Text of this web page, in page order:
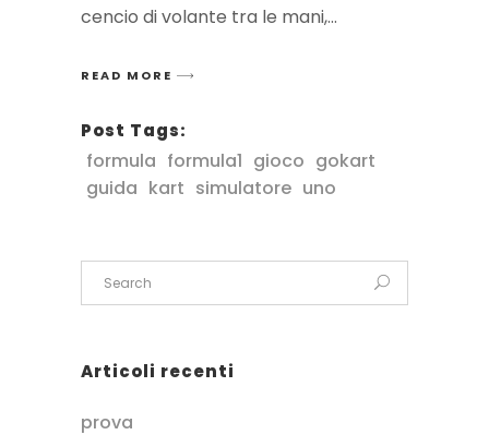
cencio di volante tra le mani,
READ MORE
Post Tags:
formula formula1 gioco gokart
guida kart simulatore uno
Articoli recenti
prova